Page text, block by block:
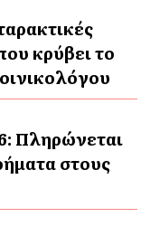
κρύβει το
Πληρώνεται
στους